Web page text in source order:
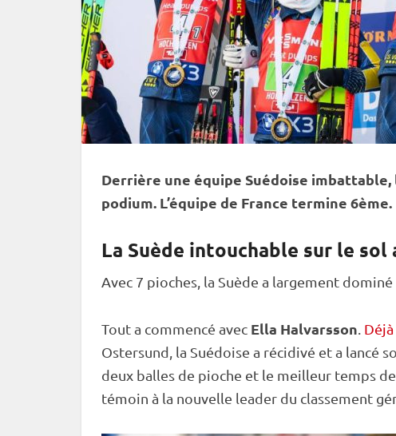
Derrière une équipe Suédoise
podium. L’équipe de France termine 6ème.
La Suède intouchable sur le sol
Avec 7 pioches, la Suède a largement dominé
Tout a commencé avec Ella Halvarsson
Ostersund , la Suédoise a récidivé et a lancé
deux balles de pioche et le meilleur temps
témoin à la nouvelle leader du classement